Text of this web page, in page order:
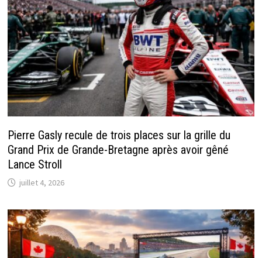
Pierre Gasly recule de trois places sur la grille du
Grand Prix de Grande-Bretagne après avoir gêné
Lance Stroll
juillet 4, 2026